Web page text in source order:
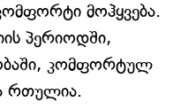
მოჰყვება.
პერიოდში,
კომფორტულ
რთულია.